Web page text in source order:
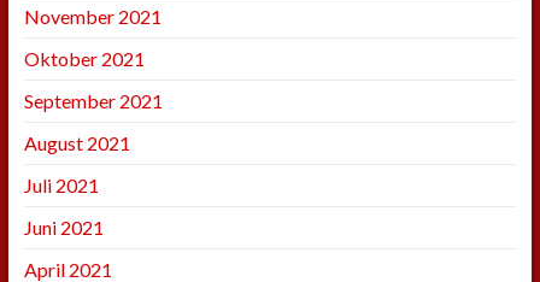
November 2021
Oktober 2021
September 2021
August 2021
Juli 2021
Juni 2021
April 2021